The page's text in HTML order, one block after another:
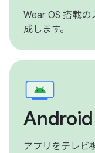
Wear OS 搭載
成します。
Android
アプリをテレビ